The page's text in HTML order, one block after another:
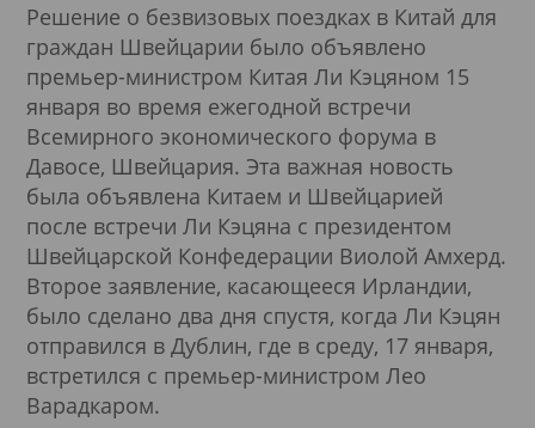
Решение о безвизовых поездках в Китай для
граждан Швейцарии было объявлено
премьер-министром Китая Ли Кэцяном 15
января во время ежегодной встречи
Всемирного экономического форума в
Давосе, Швейцария. Эта важная новость
была объявлена Китаем и Швейцарией
после встречи Ли Кэцяна с президентом
Швейцарской Конфедерации Виолой Амхерд.
Второе заявление, касающееся Ирландии,
было сделано два дня спустя, когда Ли Кэцян
отправился в Дублин, где в среду, 17 января,
встретился с премьер-министром Лео
Варадкаром.